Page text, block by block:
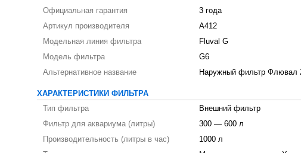
Официальная гарантия
3 года
Артикул производителя
A412
Модельная линия фильтра
Fluval G
Модель фильтра
G6
Альтернативное название
Наружный фильтр Флювал
ХАРАКТЕРИСТИКИ ФИЛЬТРА
Тип фильтра
Внешний фильтр
Фильтр для аквариума (литры)
300 — 600 л
Производительность (литры в час)
1000 л